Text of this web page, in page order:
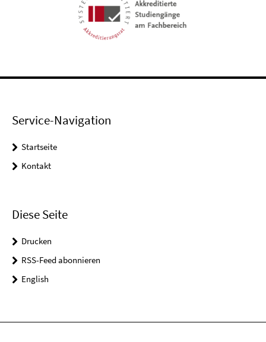
Service-Navigation
Startseite
Kontakt
Diese Seite
Drucken
RSS-Feed abonnieren
English